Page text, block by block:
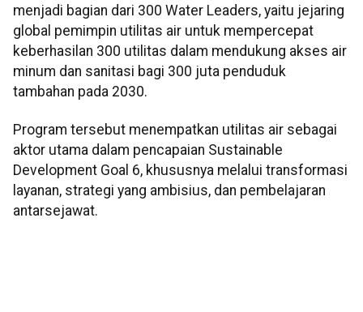
menjadi bagian dari 300 Water Leaders, yaitu jejaring
global pemimpin utilitas air untuk mempercepat
keberhasilan 300 utilitas dalam mendukung akses air
minum dan sanitasi bagi 300 juta penduduk
tambahan pada 2030.
Program tersebut menempatkan utilitas air sebagai
aktor utama dalam pencapaian Sustainable
Development Goal 6, khususnya melalui transformasi
layanan, strategi yang ambisius, dan pembelajaran
antarsejawat.